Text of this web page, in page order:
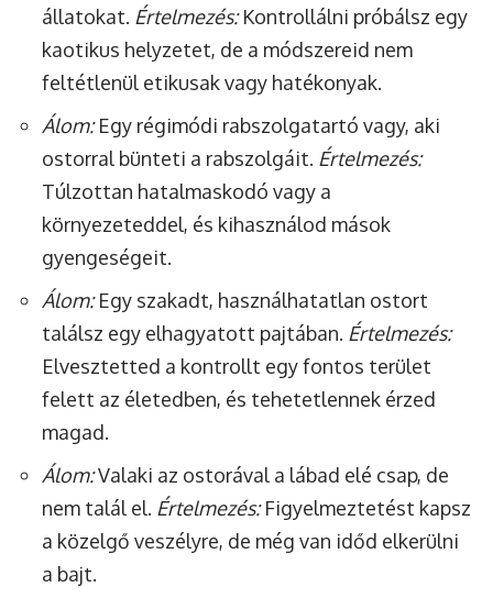
állatokat. Értelmezés:Kontrollálni próbálsz egy
kaotikus helyzetet, de a módszereid nem
feltétlenül etikusak vagy hatékonyak.
Álom:Egy régimódi rabszolgatartó vagy, aki
ostorral bünteti a rabszolgáit. Értelmezés:
Túlzottan hatalmaskodó vagy a
környezeteddel, és kihasználod mások
gyengeségeit.
Álom:Egy szakadt, használhatatlan ostort
találsz egy elhagyatott pajtában. Értelmezés:
Elvesztetted a kontrollt egy fontos terület
felett az életedben, és tehetetlennek érzed
magad.
Álom:Valaki az ostorával a lábad elé csap, de
nem talál el. Értelmezés:Figyelmeztetést kapsz
a közelgő veszélyre, de még van időd elkerülni
a bajt.